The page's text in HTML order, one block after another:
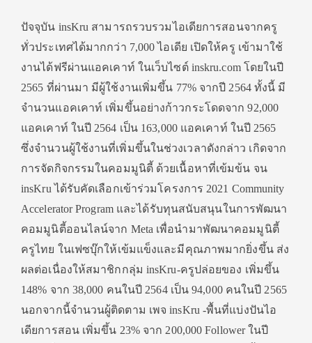
ปัจจุบัน insKru สามารถรวบรวมไอเดียการสอนจากครู
ทั่วประเทศได้มากกว่า 7,000 ไอเดีย เปิดให้ครู เข้ามาใช้
งานได้ฟรีผ่านแอคเคาท์ ในเว็บไซต์ inskru.com โดยในปี
2565 ที่ผ่านมา มีผู้ใช้งานเพิ่มขึ้น 77% จากปี 2564 ทั้งนี้ มี
จำนวนแอคเคาท์ เพิ่มขึ้นอย่างก้าวกระโดดจาก 92,000
แอคเคาท์ ในปี 2564 เป็น 163,000 แอคเคาท์ ในปี 2565
ซึ่งจำนวนผู้ใช้งานที่เพิ่มขึ้นในช่วงเวลาดังกล่าว เกิดจาก
การจัดกิจกรรมในคอมมูนิตี้ ด้วยเนื้อหาที่เข้มข้น จน
insKru ได้รับคัดเลือกเข้าร่วมโครงการ 2021 Community
Accelerator Program และได้รับทุนสนับสนุนในการพัฒนา
คอมมูนิตี้ออนไลน์จาก Meta เพื่อนำมาพัฒนาคอมมูนิตี้
ครูไทย ในเฟซบุ๊กให้เข้มแข็งและมีคุณภาพมากยิ่งขึ้น ส่ง
ผลต่อเนื่องให้สมาชิกกลุ่ม insKru-ครูปล่อยของ เพิ่มขึ้น
148% จาก 38,000 คนในปี 2564 เป็น 94,000 คนในปี 2565
นอกจากนี้จำนวนผู้ติดตาม เพจ insKru -พื้นที่แบ่งปันไอ
เดียการสอน เพิ่มขึ้น 23% จาก 200,000 Follower ในปี